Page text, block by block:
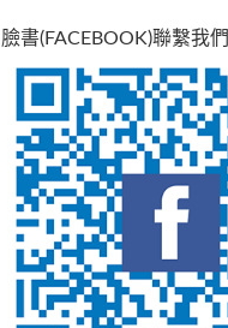
臉書(FACEBOOK)聯繫我們